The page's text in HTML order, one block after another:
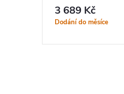
3 689 Kč
Dodání do měsíce